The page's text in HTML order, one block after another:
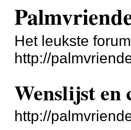
Het leukste
http://
Wenslijst
http://